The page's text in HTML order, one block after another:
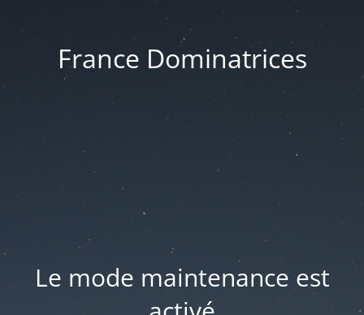
France Dominatrices
Le mode maintenance est